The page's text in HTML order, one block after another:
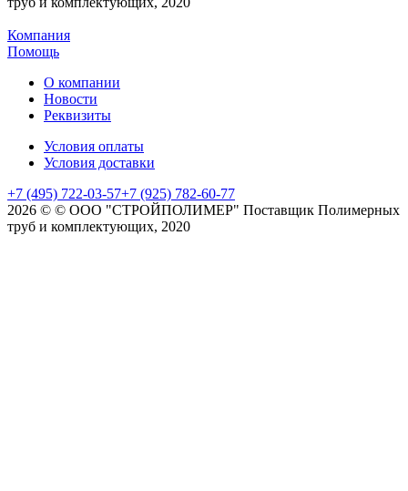
Компания
Помощь
О компании
Новости
Реквизиты
Условия оплаты
Условия доставки
+7 (495) 722-03-57+7 (925) 782-60-77
2026 © © ООО "СТРОЙПОЛИМЕР" Поставщик Полимерных
труб и комплектующих, 2020